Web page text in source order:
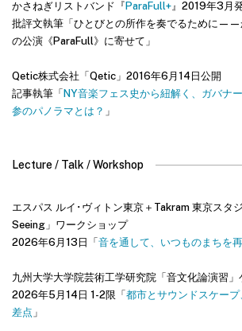
かさねぎリストバンド『ParaFull+』2019年3月
批評文執筆「ひとびとの所作を奏でるために——
の公演《ParaFull》に寄せて」
Qetic株式会社「Qetic」2016年6月14日公開
記事執筆「NY音楽フェス史から紐解く、ガバナ
参のパノラマとは？ 」
Lecture / Talk / Workshop
エスパス ルイ･ヴィトン東京＋Takram 東京スタ
Seeing」ワークショップ
2026年6月13日「音を通して、いつものまちを
九州大学大学院芸術工学研究院 「音文化論演習
2026年5月14日 1-2限「都市とサウンドスケー
差点 」